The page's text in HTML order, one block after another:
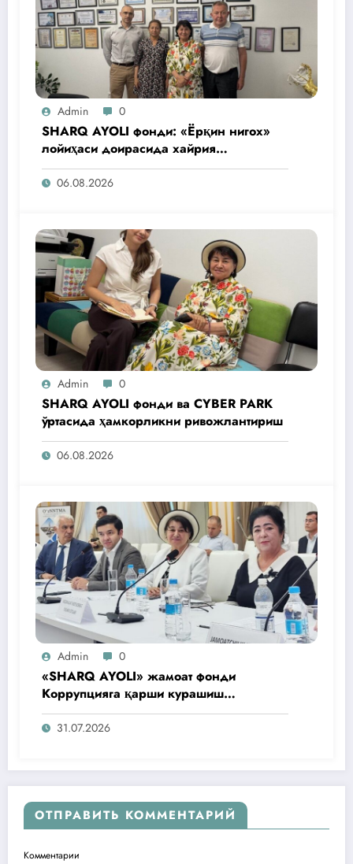
Admin 0
SHARQ AYOLI фонди: «Ёрқин нигох»
лойиҳаси доирасида хайрия
операциялари ўтказилади
06.08.2026
Admin 0
SHARQ AYOLI фонди ва CYBER PARK
ўртасида ҳамкорликни ривожлантириш
06.08.2026
Admin 0
«SHARQ AYOLI» жамоат фонди
Коррупцияга қарши курашиш
агентлигидаги жамоат эшитувида
ташаббусларини тақдим этди
31.07.2026
ОТПРАВИТЬ КОММЕНТАРИЙ
Комментарии